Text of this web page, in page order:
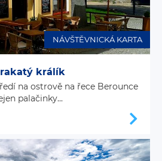
NÁVŠTĚVNICKÁ KARTA
králík
na ostrově na řece Berounce
palačinky...